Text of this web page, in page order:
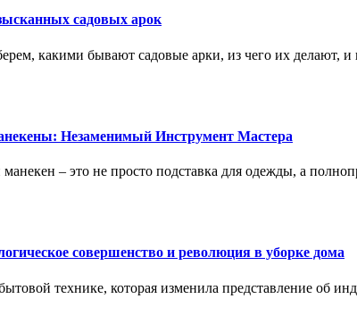
садовых арок
какими бывают садовые арки, из чего их делают,
Незаменимый Инструмент Мастера
– это не просто подставка для одежды, а
совершенство и революция в уборке дома
технике, которая изменила представление об